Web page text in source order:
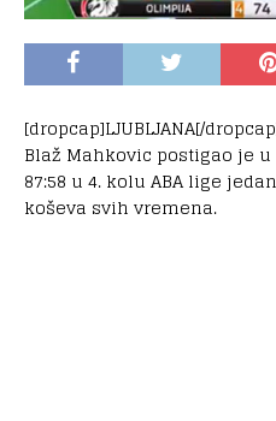
[dropcap]LJUBLJANA[/
Blaž Mahkovic postigao je
87:58 u 4. kolu ABA lige
koševa svih vremena.